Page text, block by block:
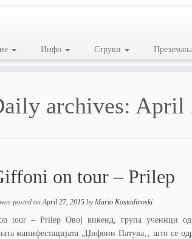
Инфо Струки
archives: April
on tour – Prilep
posted onApril 27, 2015 byMario Kostadinoski
tour – Prilep Овој викенд, група ученици
манифестацијата „Џифони Патува‚‚ што се